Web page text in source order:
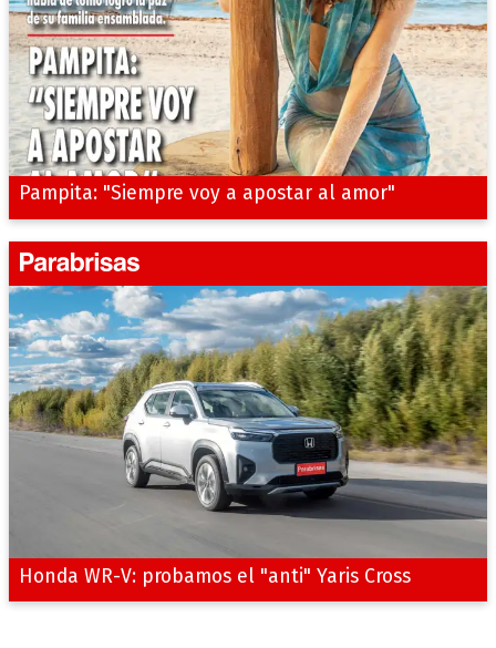
Pampita: "Siempre voy a apostar al amor"
Honda WR-V: probamos el "anti" Yaris Cross